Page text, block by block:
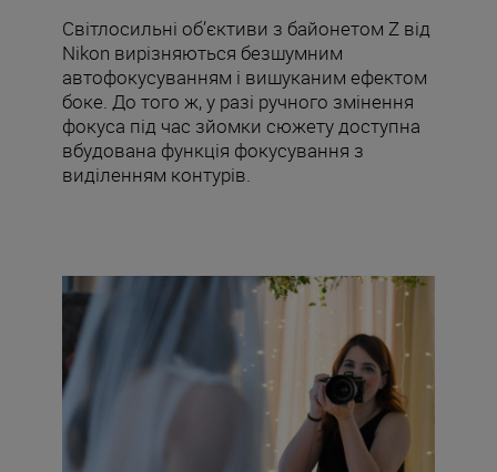
Світлосильні об’єктиви з байонетом Z від
Nikon вирізняються безшумним
автофокусуванням і вишуканим ефектом
боке. До того ж, у разі ручного змінення
фокуса під час зйомки сюжету доступна
вбудована функція фокусування з
виділенням контурів.